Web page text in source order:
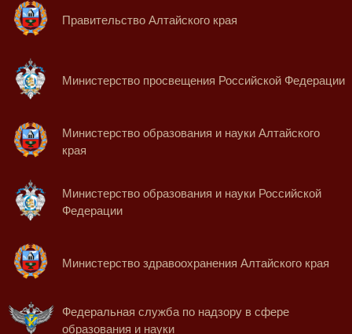
Правительство Алтайского края
Министерство просвещения Российской Федерации
Министерство образования и науки Алтайского
края
Министерство образования и науки Российской
Федерации
Министерство здравоохранения Алтайского края
Федеральная служба по надзору в сфере
образования и науки